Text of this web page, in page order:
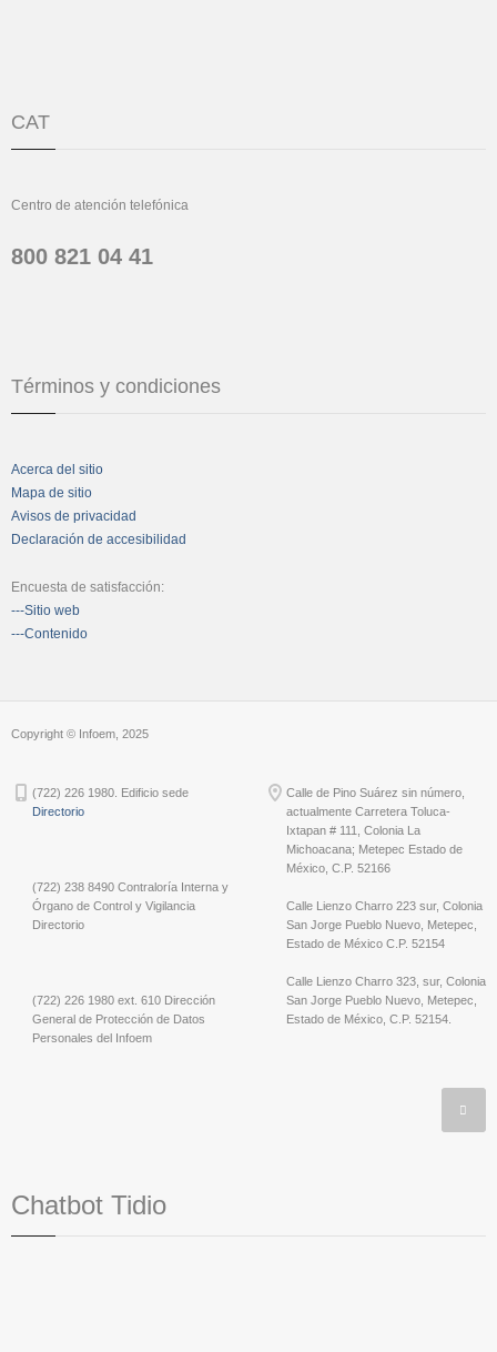
CAT
Centro de atención telefónica
800 821 04 41
Términos y condiciones
Acerca del sitio
Mapa de sitio
Avisos de privacidad
Declaración de accesibilidad
Encuesta de satisfacción:
---Sitio web
---Contenido
Copyright © Infoem, 2025
(722) 226 1980. Edificio sede
Directorio
(722) 238 8490 Contraloría Interna y
Órgano de Control y Vigilancia
Directorio
(722) 226 1980 ext. 610 Dirección
General de Protección de Datos
Personales del Infoem
Calle de Pino Suárez sin número,
actualmente Carretera Toluca-
Ixtapan # 111, Colonia La
Michoacana; Metepec Estado de
México, C.P. 52166
Calle Lienzo Charro 223 sur, Colonia
San Jorge Pueblo Nuevo, Metepec,
Estado de México C.P. 52154
Calle Lienzo Charro 323, sur, Colonia
San Jorge Pueblo Nuevo, Metepec,
Estado de México, C.P. 52154.
Chatbot Tidio